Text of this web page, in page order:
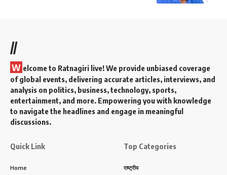
//
W elcome to Ratnagiri live! We provide unbiased coverage
of global events, delivering accurate articles, interviews, and
analysis on politics, business, technology, sports,
entertainment, and more. Empowering you with knowledge
to navigate the headlines and engage in meaningful
discussions.
Quick Link
Home
Top Categories
राष्ट्रीय